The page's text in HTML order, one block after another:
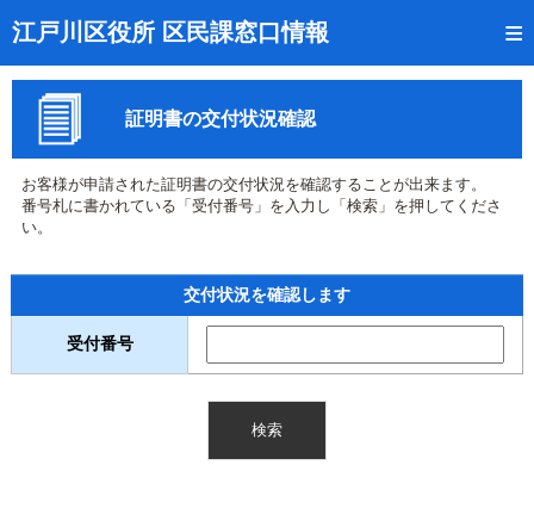
江戸川区役所 区民課窓口情報
トップページ
受付番号の呼出状況確認
証明書の交付状況確認
来庁日時の事前予約
事前予約の確認・取消
混雑予想カレンダー
証明書の交付状況確認
お客様が申請された証明書の交付状況を確認することが出来ます。
番号札に書かれている「受付番号」を入力し「検索」を押してくださ
い。
交付状況を確認します
受付番号